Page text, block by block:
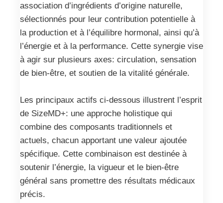
association d’ingrédients d’origine naturelle,
sélectionnés pour leur contribution potentielle à
la production et à l’équilibre hormonal, ainsi qu’à
l’énergie et à la performance. Cette synergie vise
à agir sur plusieurs axes: circulation, sensation
de bien-être, et soutien de la vitalité générale.
Les principaux actifs ci-dessous illustrent l’esprit
de SizeMD+: une approche holistique qui
combine des composants traditionnels et
actuels, chacun apportant une valeur ajoutée
spécifique. Cette combinaison est destinée à
soutenir l’énergie, la vigueur et le bien‑être
général sans promettre des résultats médicaux
précis.